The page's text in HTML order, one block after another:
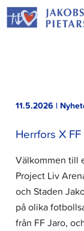
Hoppa
till
11.5.2026 |
Herrfors X
Välkommen till
Project Liv
och Staden
på olika
från FF Jaro,